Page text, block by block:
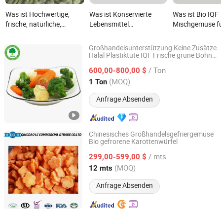
Was ist Hochwertige,
frische, natürliche,
nachhaltige, im
Gewächshaus
angebaute, biologische
Mischgemüse
Was ist Konservierte
Lebensmittel
Mischgemüse mit
Eigenmarke
Was ist Bio IQF
Mischgemüse
Großhandelsunterstützung Keine Zusätze
Halal Plastiktüte IQF Frische grüne Bohne
600,00-800,00 $ / Ton
1 Ton (MOQ)
Anfrage Absenden
Shandong Jiafeng Import and Export Co., Ltd.
Shandong, China Seit 2024
Chinesisches Großhandelsgefriergemüse
Bio gefrorene Karottenwürfel
299,00-599,00 $ / mts
12 mts (MOQ)
Anfrage Absenden
Qingdao LC Commercial & Trade Co., Ltd.
Shandong, China Seit 2019